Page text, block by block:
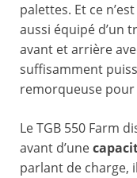
palettes. Et ce
aussi équipé d’un
avant et arrière
suffisamment
remorqueuse pour
Le TGB 550 Farm
avant d’une
parlant de charge,